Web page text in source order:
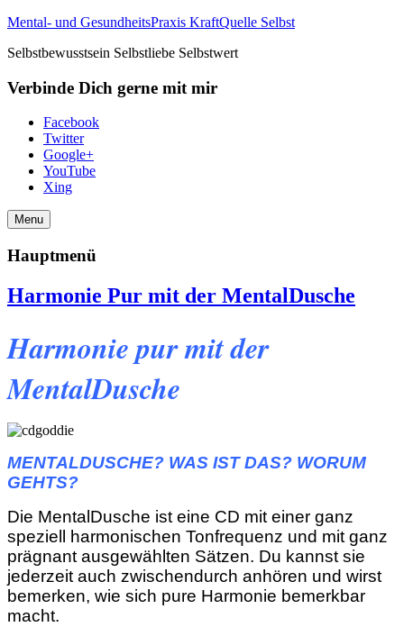
Mental- und GesundheitsPraxis KraftQuelle Selbst
Selbstbewusstsein Selbstliebe Selbstwert
Verbinde Dich gerne mit mir
Facebook
Twitter
Google+
YouTube
Xing
Menu
Hauptmenü
Harmonie Pur mit der MentalDusche
Harmonie pur mit der
MentalDusche
MENTALDUSCHE? WAS IST DAS? WORUM
GEHTS?
Die MentalDusche ist eine CD mit einer ganz
speziell harmonischen Tonfrequenz und mit ganz
prägnant ausgewählten Sätzen. Du kannst sie
jederzeit auch zwischendurch anhören und wirst
bemerken, wie sich pure Harmonie bemerkbar
macht.